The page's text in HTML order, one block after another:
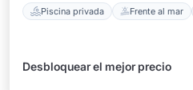
Piscina privada Frente al mar
Desbloquear el mejor precio